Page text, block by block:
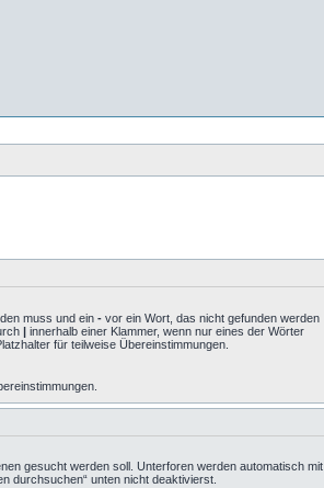
muss und ein - vor ein Wort, das nicht gefunden werden
| innerhalb einer Klammer, wenn nur eines der Wörter
für teilweise Übereinstimmungen.
gesucht werden soll. Unterforen werden automatisch mit
durchsuchen“ unten nicht deaktivierst.